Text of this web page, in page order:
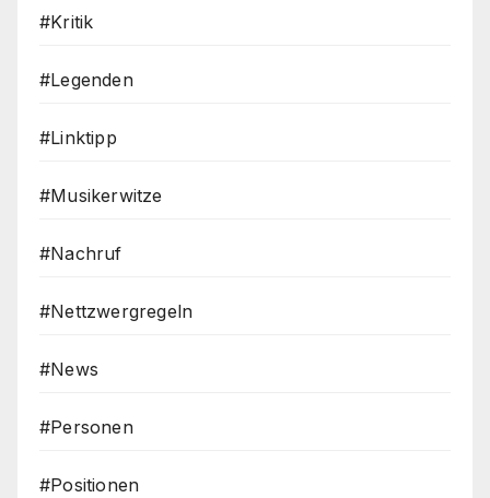
#Kritik
#Legenden
#Linktipp
#Musikerwitze
#Nachruf
#Nettzwergregeln
#News
#Personen
#Positionen